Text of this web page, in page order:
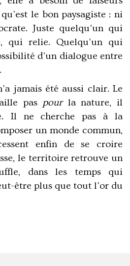
le bon paysagiste : ni
Juste quelqu'un qui
qui relie. Quelqu'un qui
d'un dialogue entre
jamais été aussi clair. Le
pas pourla nature, il
Il ne cherche pas à la
un monde commun,
enfin de se croire
le territoire retrouve un
dans les temps qui
être plus que tout l'or du